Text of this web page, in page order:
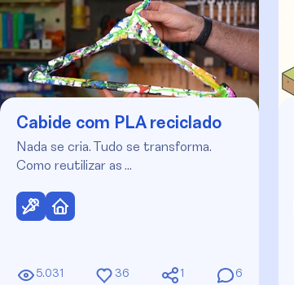
Cabide com PLA reciclado
Nada se cria. Tudo se transforma.
Como reutilizar as …
5.031 36 1 6